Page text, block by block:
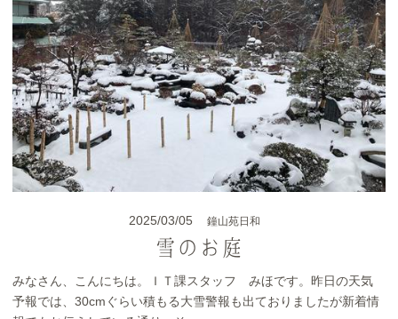
2025/03/05 鐘山苑日和
雪のお庭
みなさん、こんにちは。ＩＴ課スタッフ みほです。昨日の天気
予報では、30cmぐらい積もる大雪警報も出ておりましたが新着情